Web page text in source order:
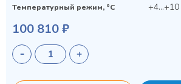
Температурный режим, °C +4...+10
100 810 ₽